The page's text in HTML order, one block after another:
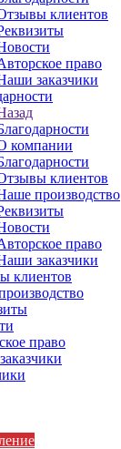
клиентов
право
заказчики
компании
клиентов
производство
право
заказчики
клиентов
право